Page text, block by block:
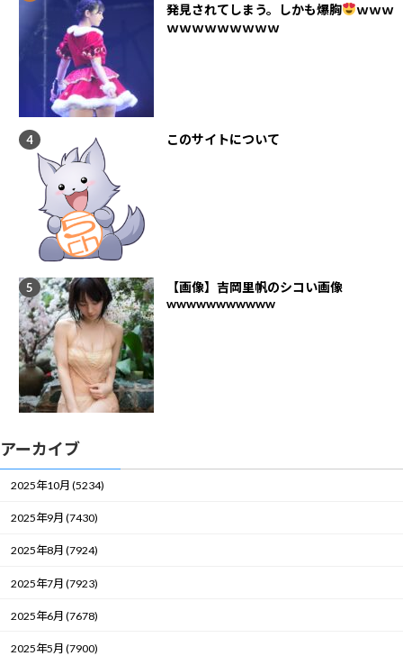
発見されてしまう。しかも爆胸
ｗｗｗ
ｗｗｗｗｗｗｗｗｗ
このサイトについて
【画像】吉岡里帆のシコい画像
wwwwwwwwwww
アーカイブ
2025年10月 (5234)
2025年9月 (7430)
2025年8月 (7924)
2025年7月 (7923)
2025年6月 (7678)
2025年5月 (7900)